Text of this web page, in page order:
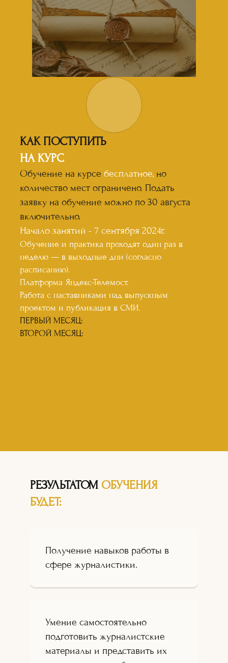
КАК ПОСТУПИТЬ
НА КУРС
Обучение на курсе бесплатное, но
количество мест ограничено. Подать
заявку на обучение можно по 30 августа
включительно.
Начало занятий - 7 сентября 2024г.
Обучение и практика проходят один раз в
неделю — в выходные дни (согласно
расписанию).
Платформа Яндекс-Телемост.
Работа с наставниками над выпускным
проектом и публикация в СМИ.
ПЕРВЫЙ МЕСЯЦ:
ВТОРОЙ МЕСЯЦ:
РЕЗУЛЬТАТОМ ОБУЧЕНИЯ
БУДЕТ:
Получение навыков работы в
сфере журналистики.
Умение самостоятельно
подготовить журналистские
материалы и представить их